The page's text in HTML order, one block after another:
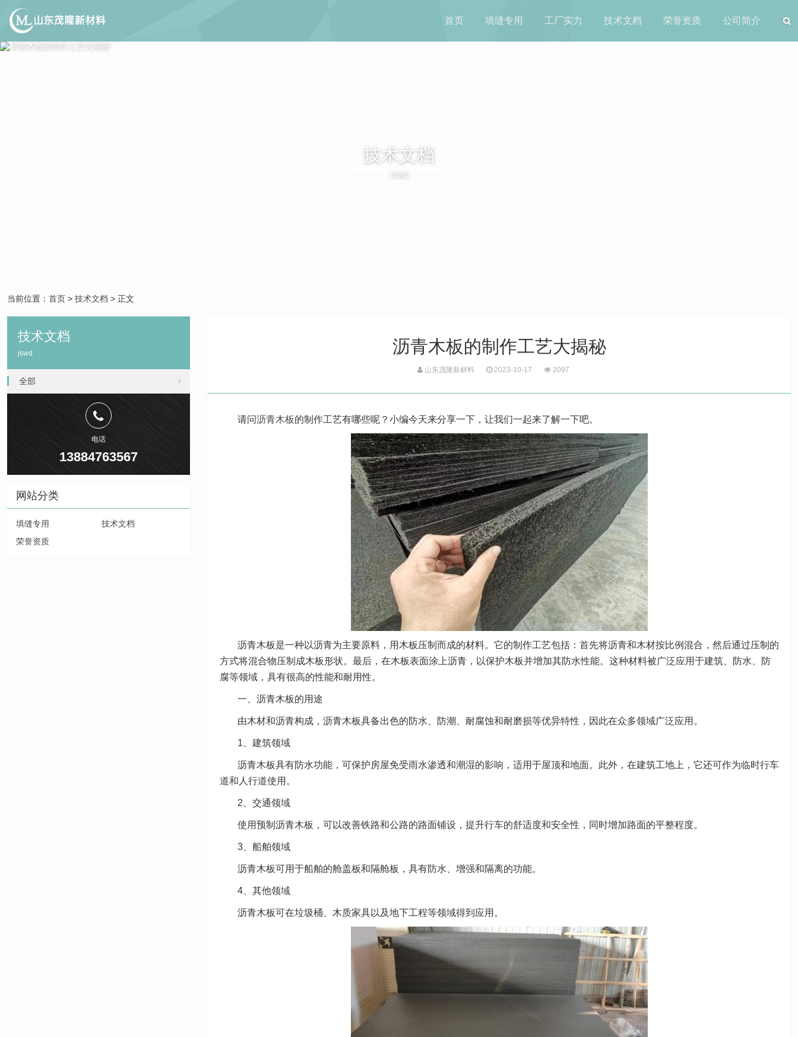
首页 填缝专用 工厂实力 技术文档 荣誉资质 公司简介
技术文档
JSWD
当前位置： 首页 > 技术文档 > 正文
沥青木板的制作工艺大揭秘
山东茂隆新材料 2023-10-17 2097
请问沥青木板的制作工艺有哪些呢？小编今天来分享一下，让我们一起来了解一下吧。
沥青木板是一种以沥青为主要原料，用木板压制而成的材料。它的制作工艺包括：首先将沥青和木材按比例混合，然后通过压制的
方式将混合物压制成木板形状。最后，在木板表面涂上沥青，以保护木板并增加其防水性能。这种材料被广泛应用于建筑、防水、防
腐等领域，具有很高的性能和耐用性。
一、沥青木板的用途
由木材和沥青构成，沥青木板具备出色的防水、防潮、耐腐蚀和耐磨损等优异特性，因此在众多领域广泛应用。
1、建筑领域
沥青木板具有防水功能，可保护房屋免受雨水渗透和潮湿的影响，适用于屋顶和地面。此外，在建筑工地上，它还可作为临时行车
道和人行道使用。
2、交通领域
使用预制沥青木板，可以改善铁路和公路的路面铺设，提升行车的舒适度和安全性，同时增加路面的平整程度。
3、船舶领域
沥青木板可用于船舶的舱盖板和隔舱板，具有防水、增强和隔离的功能。
4、其他领域
沥青木板可在垃圾桶、木质家具以及地下工程等领域得到应用。
技术文档
jswd
全部
电话
13884763567
网站分类
填缝专用
技术文档
荣誉资质